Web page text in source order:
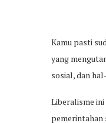
Kamu pasti
yang
sosial, dan
Liberalisme
pemerintahan